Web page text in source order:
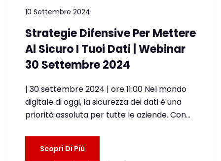
10 Settembre 2024
Strategie Difensive Per Mettere
Al Sicuro I Tuoi Dati | Webinar
30 Settembre 2024
| 30 settembre 2024 | ore 11:00 Nel mondo
digitale di oggi, la sicurezza dei dati è una
priorità assoluta per tutte le aziende. Con…
Scopri Di Più